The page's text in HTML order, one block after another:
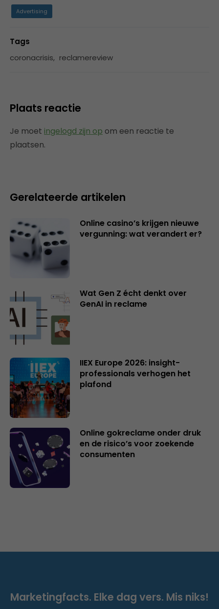
Advertising
Tags
coronacrisis, reclamereview
Plaats reactie
Je moet ingelogd zijn op om een reactie te
plaatsen.
Gerelateerde artikelen
Online casino’s krijgen nieuwe
vergunning: wat verandert er?
Wat Gen Z écht denkt over
GenAI in reclame
IIEX Europe 2026: insight-
professionals verhogen het
plafond
Online gokreclame onder druk
en de risico’s voor zoekende
consumenten
Marketingfacts. Elke dag vers. Mis niks!